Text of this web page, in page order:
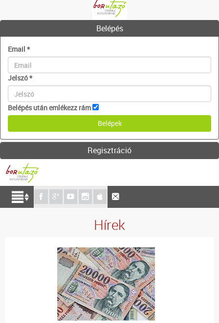
Belépés
Email *
Jelszó*
Belépés után emlékezz rám
Regisztráció
Hírek